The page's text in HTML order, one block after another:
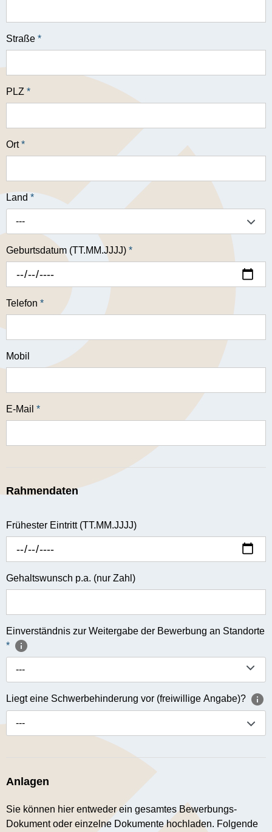
Straße *
PLZ *
Ort*
Land *
---
Geburtsdatum (TT.MM.JJJJ) *
Telefon *
Mobil
E-Mail *
Rahmendaten
Frühester Eintritt (TT.MM.JJJJ)
Gehaltswunsch p.a. (nur Zahl)
Einverständnis zur Weitergabe der Bewerbung an Standorte
*
---
Liegt eine Schwerbehinderung vor (freiwillige Angabe)?
---
Anlagen
Sie können hier entweder ein gesamtes Bewerbungs-
Dokument oder einzelne Dokumente hochladen. Folgende